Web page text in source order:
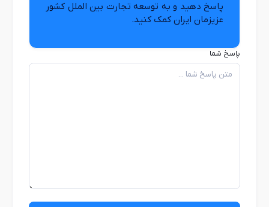
پاسخ دهید و به توسعه تجارت بین الملل کشور
عزیزمان ایران کمک کنید.
پاسخ شما